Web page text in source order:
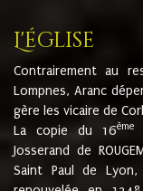
L'église
Contrairement au
Lompnes, Aranc
gère les vicaire de
La copie du 16ème
Josserand de
Saint Paul de